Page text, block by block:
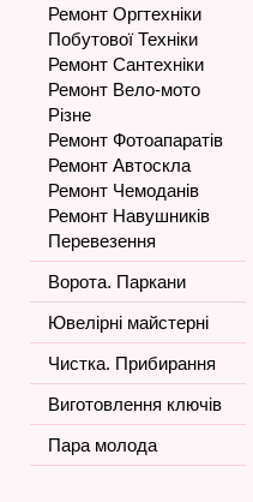
Ремонт Оргтехніки
Побутової Техніки
Ремонт Сантехніки
Ремонт Вело-мото
Різне
Ремонт Фотоапаратів
Ремонт Автоскла
Ремонт Чемоданів
Ремонт Навушників
Перевезення
Ворота. Паркани
Ювелірні майстерні
Чистка. Прибирання
Виготовлення ключів
Пара молода